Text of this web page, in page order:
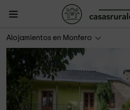
Alojamientos en Monfero
Casa de Graña da Acea